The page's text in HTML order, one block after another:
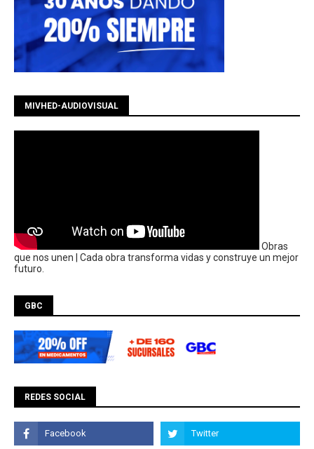
MIVHED-AUDIOVISUAL
Obras
que nos unen | Cada obra transforma vidas y construye un mejor
futuro.
GBC
REDES SOCIAL